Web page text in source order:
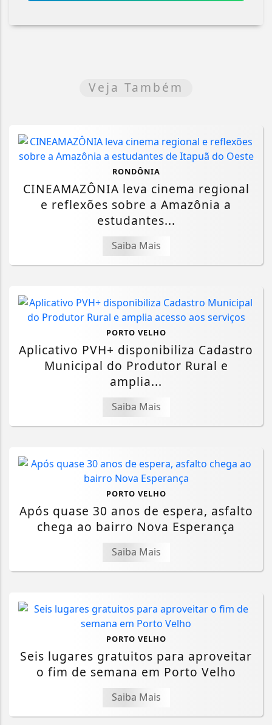
Veja Também
RONDÔNIA
CINEAMAZÔNIA leva cinema regional
e reflexões sobre a Amazônia a
estudantes...
Saiba Mais
PORTO VELHO
Aplicativo PVH+ disponibiliza Cadastro
Municipal do Produtor Rural e
amplia...
Saiba Mais
PORTO VELHO
Após quase 30 anos de espera, asfalto
chega ao bairro Nova Esperança
Saiba Mais
PORTO VELHO
Seis lugares gratuitos para aproveitar
o fim de semana em Porto Velho
Saiba Mais